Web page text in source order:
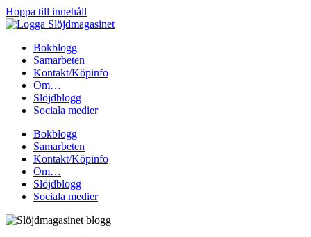
Hoppa till innehåll
Bokblogg
Samarbeten
Kontakt/Köpinfo
Om…
Slöjdblogg
Sociala medier
Bokblogg
Samarbeten
Kontakt/Köpinfo
Om…
Slöjdblogg
Sociala medier